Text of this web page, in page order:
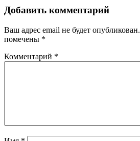
Добавить комментарий
Ваш адрес email не будет опубликован.
помечены *
Комментарий *